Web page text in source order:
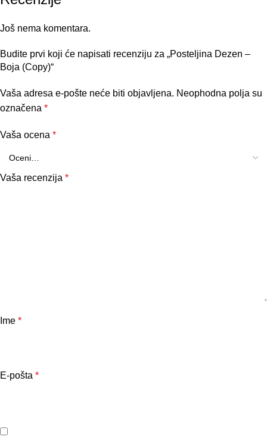
Još nema komentara.
Budite prvi koji će napisati recenziju za „Posteljina Dezen –
Boja (Copy)“
Vaša adresa e-pošte neće biti objavljena. Neophodna polja su
označena *
Vaša ocena *
Vaša recenzija *
Ime *
E-pošta *